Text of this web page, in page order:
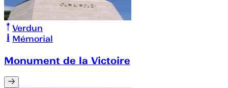
Verdun
Mémorial
Monument de la Victoire